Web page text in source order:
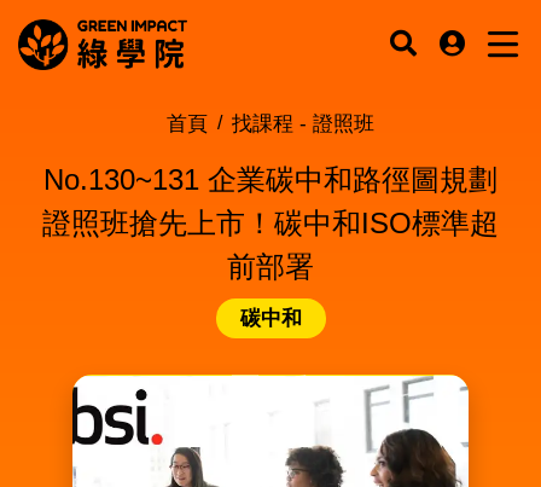
首頁 找課程 - 證照班
No.130~131 企業碳中和路徑圖規劃
證照班搶先上市！碳中和ISO標準超
前部署
碳中和